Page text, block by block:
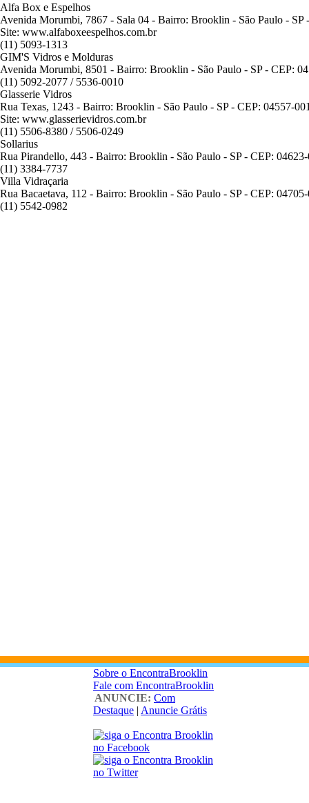
Alfa Box e Espelhos
Avenida Morumbi, 7867 - Sala 04 - Bairro: Brooklin - São Paulo - SP
Site: www.alfaboxeespelhos.com.br
(11) 5093-1313
GIM'S Vidros e Molduras
Avenida Morumbi, 8501 - Bairro: Brooklin - São Paulo - SP - CEP:
(11) 5092-2077 / 5536-0010
Glasserie Vidros
Rua Texas, 1243 - Bairro: Brooklin - São Paulo - SP - CEP: 04557-
Site: www.glasserievidros.com.br
(11) 5506-8380 / 5506-0249
Sollarius
Rua Pirandello, 443 - Bairro: Brooklin - São Paulo - SP - CEP:
(11) 3384-7737
Villa Vidraçaria
Rua Bacaetava, 112 - Bairro: Brooklin - São Paulo - SP - CEP:
(11) 5542-0982
Sobre o EncontraBrooklin
Fale com EncontraBrooklin
ANUNCIE: Com
Destaque | Anuncie Grátis